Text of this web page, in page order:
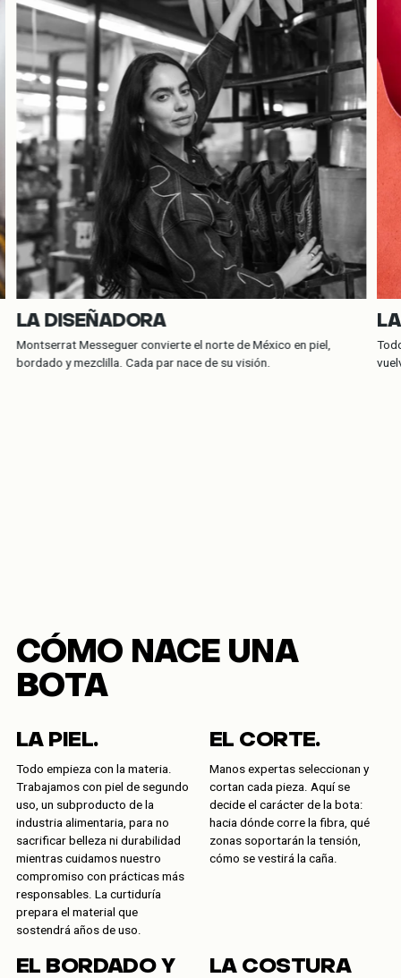
LA DISEÑADORA
Montserrat Messeguer convierte el norte de México en piel,
bordado y mezclilla. Cada par nace de su visión.
CÓMO NACE UNA
BOTA
LA PIEL.
Todo empieza con la materia.
Trabajamos con piel de segundo
uso, un subproducto de la
industria alimentaria, para no
sacrificar belleza ni durabilidad
mientras cuidamos nuestro
compromiso con prácticas más
responsables. La curtiduría
prepara el material que
sostendrá años de uso.
EL CORTE.
Manos expertas seleccionan y
cortan cada pieza. Aquí se
decide el carácter de la bota:
hacia dónde corre la fibra, qué
zonas soportarán la tensión,
cómo se vestirá la caña.
EL BORDADO Y
LA COSTURA